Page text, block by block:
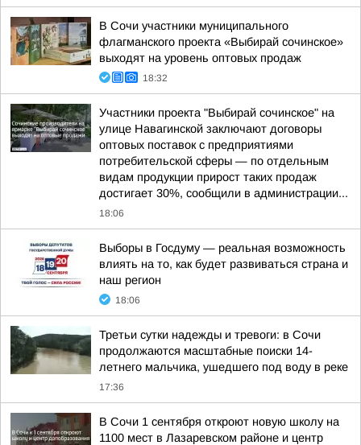
В Сочи участники муниципального
флагманского проекта «Выбирай сочинское»
выходят на уровень оптовых продаж
18:32
Участники проекта "Выбирай сочинское" на
улице Навагинской заключают договоры
оптовых поставок с предприятиями
потребительской сферы — по отдельным
видам продукции прирост таких продаж
достигает 30%, сообщили в администрации...
18:06
Выборы в Госдуму — реальная возможность
влиять на то, как будет развиваться страна и
наш регион
18:06
Третьи сутки надежды и тревоги: в Сочи
продолжаются масштабные поиски 14-
летнего мальчика, ушедшего под воду в реке
17:36
В Сочи 1 сентября откроют новую школу на
1100 мест в Лазаревском районе и центр